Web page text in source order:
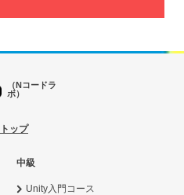
（Nコードラ
ボ）
ップ
中級
Unity入門コース